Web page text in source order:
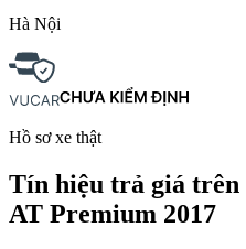
Hà Nội
Hồ sơ xe thật
Tín hiệu trả giá trên
AT Premium 2017